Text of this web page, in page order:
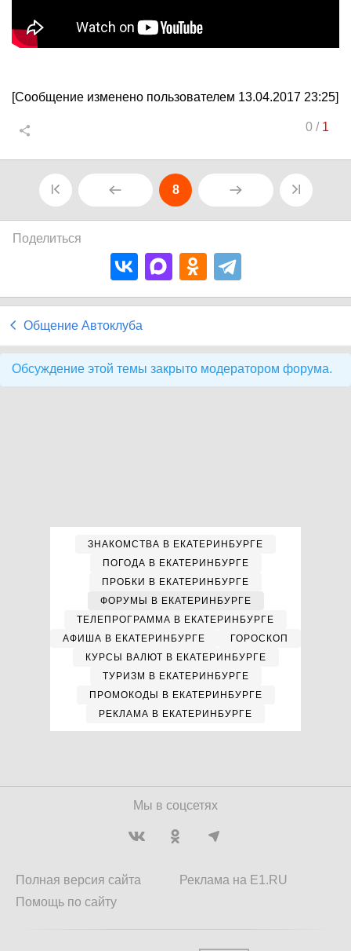
[Сообщение изменено пользователем 13.04.2017 23:25]
0/ 1
8
Поделиться
Общение Автоклуба
Обсуждение этой темы закрыто модератором форума.
ЗНАКОМСТВА В ЕКАТЕРИНБУРГЕ
ПОГОДА В ЕКАТЕРИНБУРГЕ
ПРОБКИ В ЕКАТЕРИНБУРГЕ
ФОРУМЫ В ЕКАТЕРИНБУРГЕ
ТЕЛЕПРОГРАММА В ЕКАТЕРИНБУРГЕ
АФИША В ЕКАТЕРИНБУРГЕ
ГОРОСКОП
КУРСЫ ВАЛЮТ В ЕКАТЕРИНБУРГЕ
ТУРИЗМ В ЕКАТЕРИНБУРГЕ
ПРОМОКОДЫ В ЕКАТЕРИНБУРГЕ
РЕКЛАМА В ЕКАТЕРИНБУРГЕ
Мы в соцсетях
Полная версия сайта
Помощь по сайту
Реклама на E1.RU